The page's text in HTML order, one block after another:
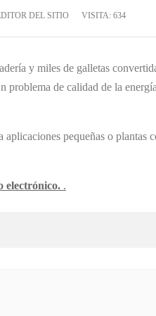
DEL SITIO VISITA: 634
y miles de galletas
de calidad de la
pequeñas o
electrónico. .